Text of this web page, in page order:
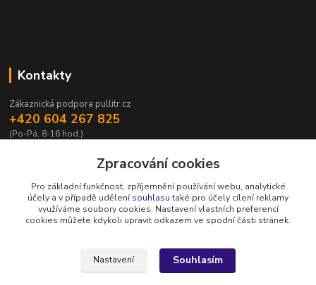
Kontakty
Zákaznická podpora pullitr.cz
+420 604 267 825
(Po-Pá, 8-16 hod.)
Upravit sběr cookies.
Zpracování cookies
Pro základní funkčnost, zpříjemnění používání webu, analytické
účely a v případě udělenísouhlasutaké pro účely cílení reklamy
využíváme soubory cookies. Nastavení vlastních preferencí
cookies můžete kdykoli upravit odkazem ve spodní části stránek.
Nastavení Souhlasím